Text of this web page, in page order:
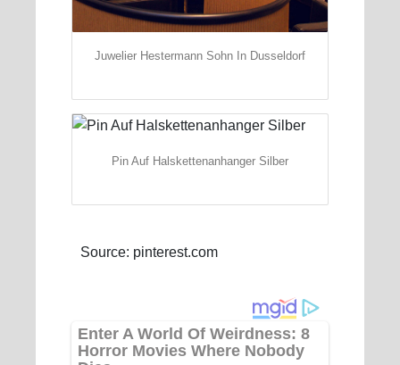
Juwelier Hestermann Sohn In Dusseldorf
Pin Auf Halskettenanhanger Silber
Source: pinterest.com